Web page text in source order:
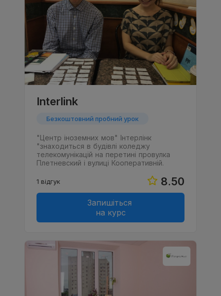
Interlink
Безкоштовний пробний урок
"Центр іноземних мов" Інтерлінк
"знаходиться в будівлі коледжу
телекомунікацій на перетині провулка
Плетневский і вулиці Кооперативній.
8.50
1 відгук
Запишіться
на курс